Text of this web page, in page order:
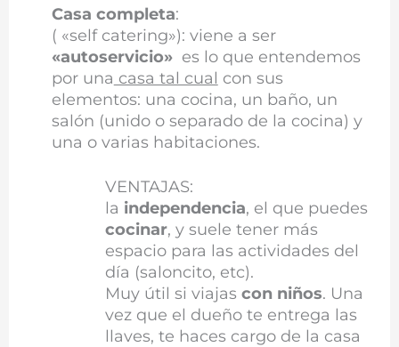
Casa completa:
( «self catering»): viene a ser
«autoservicio»es lo que entendemos
por una casa tal cual con sus
elementos: una cocina, un baño, un
salón (unido o separado de la cocina) y
una o varias habitaciones.
VENTAJAS:
la independencia, el que puedes
cocinar, y suele tener más
espacio para las actividades del
día (saloncito, etc).
Muy útil si viajas con niños. Una
vez que el dueño te entrega las
llaves, te haces cargo de la casa